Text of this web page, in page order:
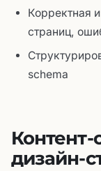
Корректная
страниц,
schema
Контент-
дизайн-